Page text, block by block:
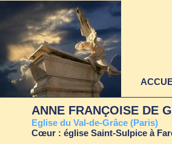
ANNE FRANÇOISE DE
Eglise du Val-de-Grâce (Paris)
Cœur : église Saint-Sulpice à